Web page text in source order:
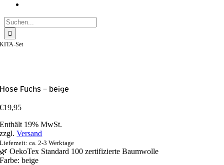
Suche
nach:
KITA-Set
Hose Fuchs – beige
€19,95
Enthält 19% MwSt.
zzgl.Versand
Lieferzeit: ca. 2-3 Werktage
🌿 OekoTex Standard 100 zertifizierte Baumwolle
Farbe:beige